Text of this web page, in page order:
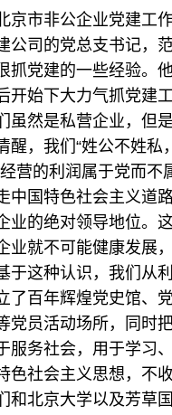
市非公企业党建工作
公司的党总支书记，
抓党建的一些经验。
开始下大力气抓党建
虽然是私营企业，但
醒，我们“姓公不姓私
营的利润属于党而不
中国特色社会主义道
业的绝对领导地位。
业就不可能健康发展
于这种认识，我们从
了百年辉煌党史馆、
党员活动场所，同时
服务社会，用于学习
色社会主义思想，不
和北京大学以及芳草